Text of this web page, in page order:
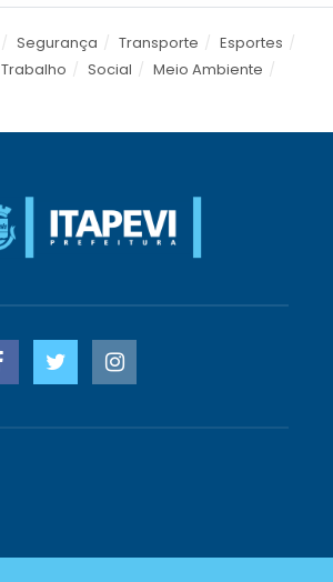
Segurança Transporte
Esportes
Trabalho Social
Meio Ambiente